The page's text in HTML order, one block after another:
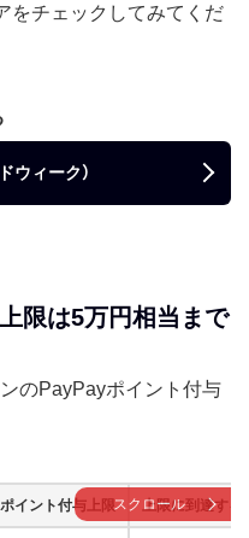
をチェックしてみてくだ
ウィーク）
限は5万円相当まで
ンのPayPayポイント付与
ポイント付与上限 上限に到達する
スクロール